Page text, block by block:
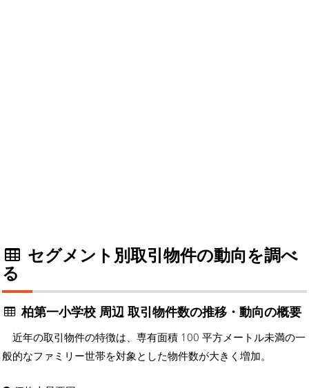
セグメント別取引物件の動向を調べ
る
柏第一小学校 周辺 取引物件数の推移・動向の概要
近年の取引物件の特徴は、専有面積 100 平方メートル未満の一
般的なファミリー世帯を対象とした物件数が大きく増加。